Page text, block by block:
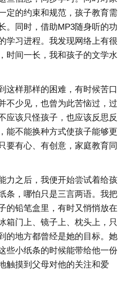
定的约束和规范，孩子教育需
。同时，借助MP3随身听的功
学习进程。我发现网络上有很
时间一长，我和孩子的文学水
这样那样的困难，有时候苦口
不少见，也曾为此苦恼过，过
应该只怪孩子，也应该反思反
能不能换种方式使孩子能够更
要有心、有创意，家庭教育同
力之后，我便开始尝试着给孩
条，哪怕只是三言两语。我把
的铅笔盒里，有时又悄悄放在
箱门上、镜子上、枕头上，只
的地方都曾经是她的目标。她
些小纸条的时候能带给他一份
触摸到父母对他的关注和爱